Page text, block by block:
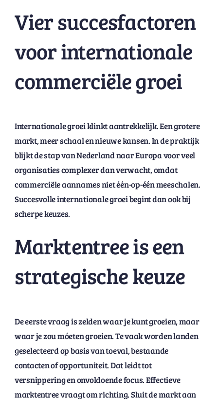
Vier succesfactoren
voor internationale
commerciële groei
Internationale groei klinkt aantrekkelijk. Een grotere
markt, meer schaal en nieuwe kansen. In de praktijk
blijkt de stap van Nederland naar Europa voor veel
organisaties complexer dan verwacht, omdat
commerciële aannames niet één-op-één meeschalen.
Succesvolle internationale groei begint dan ook bij
scherpe keuzes.
Marktentree is een
strategische keuze
De eerste vraag is zelden waar je kunt groeien, maar
waar je zou móeten groeien. Te vaak worden landen
geselecteerd op basis van toeval, bestaande
contacten of opportuniteit. Dat leidt tot
versnippering en onvoldoende focus. Effectieve
marktentree vraagt om richting. Sluit de markt aan